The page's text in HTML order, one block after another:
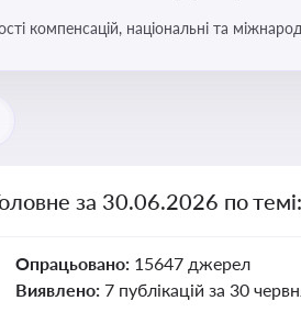
компенсацій, національні та
за 30.06.2026 по
Опрацьовано: 15647 джерел
Виявлено: 7 публікацій за 30